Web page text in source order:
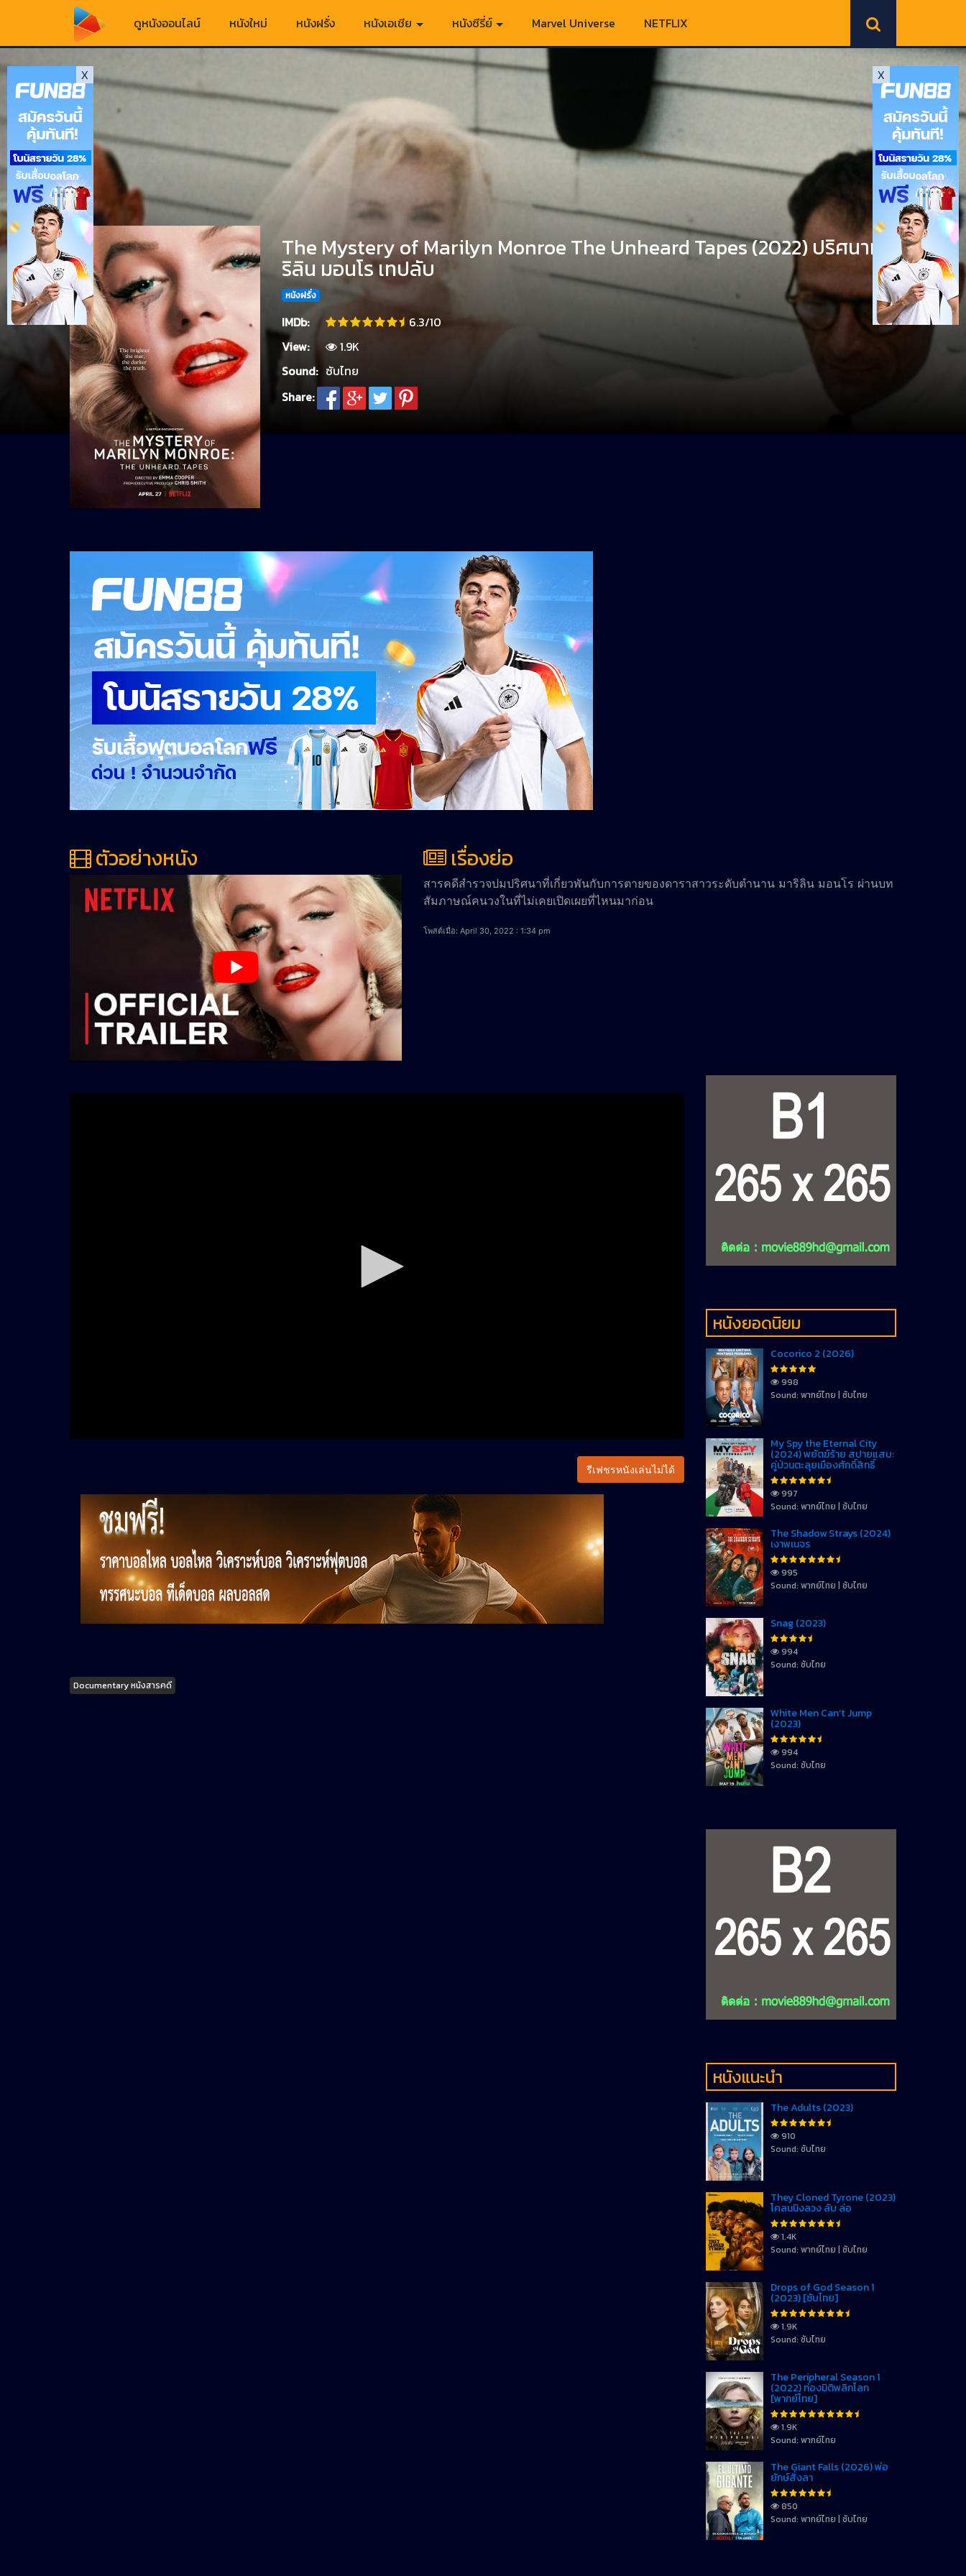
ดูหนังออนไลน์ หนังใหม่ หนังฝรั่ง หนังเอเชีย หนังซีรี่ย์ Marvel Universe NETFLIX
The Mystery of Marilyn Monroe The Unheard Tapes (2022) ปริศนามา
ริลิน มอนโร เทปลับ
หนังฝรั่ง
IMDb:
6.3/10
View:
1.9K
Sound: ซับไทย
Share:
ตัวอย่างหนัง เรื่องย่อ
สารคดีสำรวจปมปริศนาที่เกี่ยวพันกับการตายของดาราสาวระดับตำนาน มาริลิน มอนโร ผ่านบท
สัมภาษณ์คนวงในที่ไม่เคยเปิดเผยที่ไหนมาก่อน
โพสต์เมื่อ: April 30, 2022 : 1:34 pm
รีเฟชรหนังเล่นไม่ได้
Tags
Documentary หนังสารคดี
หนังยอดนิยม
Cocorico 2 (2026)
998
Sound: พากย์ไทย | ซับไทย
My Spy the Eternal City
(2024) พยัตฆ์ร้าย สปายแสบ:
คู่ป่วนตะลุยเมืองศักดิ์สิทธิ์
997
Sound: พากย์ไทย | ซับไทย
The Shadow Strays (2024)
เงาพเนจร
995
Sound: พากย์ไทย | ซับไทย
Snag (2023)
994
Sound: ซับไทย
White Men Can’t Jump
(2023)
994
Sound: ซับไทย
หนังแนะนำ
The Adults (2023)
910
Sound: ซับไทย
They Cloned Tyrone (2023)
โคลนนิงลวง ลับ ล่อ
1.4K
Sound: พากย์ไทย | ซับไทย
Drops of God Season 1
(2023) [ซับไทย]
1.9K
Sound: ซับไทย
The Peripheral Season 1
(2022) ท่องมิติพลิกโลก
[พากย์ไทย]
1.9K
Sound: พากย์ไทย
The Giant Falls (2026) พ่อ
ยักษ์สั่งลา
850
Sound: พากย์ไทย | ซับไทย
X X